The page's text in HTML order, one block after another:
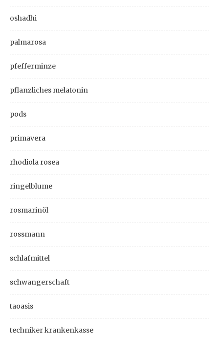
oshadhi
palmarosa
pfefferminze
pflanzliches melatonin
pods
primavera
rhodiola rosea
ringelblume
rosmarinöl
rossmann
schlafmittel
schwangerschaft
taoasis
techniker krankenkasse